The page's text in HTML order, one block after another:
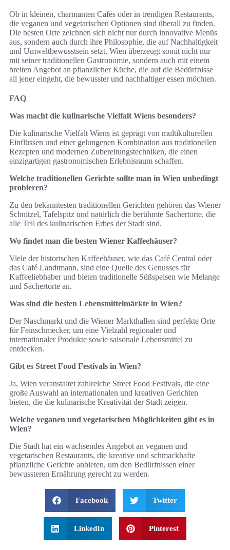
Ob in kleinen, charmanten Cafés oder in trendigen Restaurants,
die veganen und vegetarischen Optionen sind überall zu finden.
Die besten Orte zeichnen sich nicht nur durch innovative Menüs
aus, sondern auch durch ihre Philosophie, die auf Nachhaltigkeit
und Umweltbewusstsein setzt. Wien überzeugt somit nicht nur
mit seiner traditionellen Gastronomie, sondern auch mit einem
breiten Angebot an pflanzlicher Küche, die auf die Bedürfnisse
all jener eingeht, die bewusster und nachhaltiger essen möchten.
FAQ
Was macht die kulinarische Vielfalt Wiens besonders?
Die kulinarische Vielfalt Wiens ist geprägt von multikulturellen
Einflüssen und einer gelungenen Kombination aus traditionellen
Rezepten und modernen Zubereitungstechniken, die einen
einzigartigen gastronomischen Erlebnisraum schaffen.
Welche traditionellen Gerichte sollte man in Wien unbedingt
probieren?
Zu den bekanntesten traditionellen Gerichten gehören das Wiener
Schnitzel, Tafelspitz und natürlich die berühmte Sachertorte, die
alle Teil des kulinarischen Erbes der Stadt sind.
Wo findet man die besten Wiener Kaffeehäuser?
Viele der historischen Kaffeehäuser, wie das Café Central oder
das Café Landtmann, sind eine Quelle des Genusses für
Kaffeeliebhaber und bieten traditionelle Süßspeisen wie Melange
und Sachertorte an.
Was sind die besten Lebensmittelmärkte in Wien?
Der Naschmarkt und die Wiener Markthallen sind perfekte Orte
für Feinschmecker, um eine Vielzahl regionaler und
internationaler Produkte sowie saisonale Lebensmittel zu
entdecken.
Gibt es Street Food Festivals in Wien?
Ja, Wien veranstaltet zahlreiche Street Food Festivals, die eine
große Auswahl an internationalen und kreativen Gerichten
bieten, die die kulinarische Kreativität der Stadt zeigen.
Welche veganen und vegetarischen Möglichkeiten gibt es in
Wien?
Die Stadt hat ein wachsendes Angebot an veganen und
vegetarischen Restaurants, die kreative und schmackhafte
pflanzliche Gerichte anbieten, um den Bedürfnissen einer
bewussteren Ernährung gerecht zu werden.
Facebook Twitter
LinkedIn Pinterest